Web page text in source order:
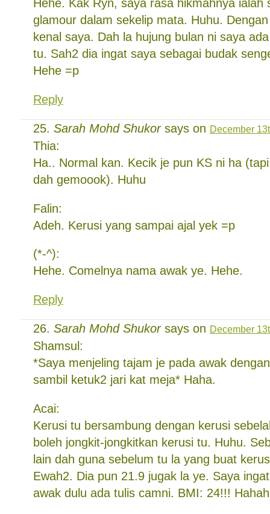
Hehe. Kak Ryn, saya rasa hikmahnya ialah
glamour dalam sekelip mata. Huhu.
kenal saya. Dah la hujung bulan ni saya
tu. Sah2 dia ingat saya sebagai budak
Hehe =p
Reply
Sarah Mohd Shukorsays on December
Thia:
Ha.. Normal kan. Kecik je pun KS ni ha
dah gemoook). Huhu
Falin:
Adeh. Kerusi yang sampai ajal yek =p
(*-^):
Hehe. Comelnya nama awak ye. Hehe.
Reply
Sarah Mohd Shukorsays on December
Shamsul:
*Saya menjeling tajam je pada awak
sambil ketuk2 jari kat meja* Haha.
Acai:
Kerusi tu bersambung dengan kerusi
boleh jongkit-jongkitkan kerusi tu. Huhu.
lain dah guna sebelum tu la yang buat
Ewah2. Dia pun 21.9 jugak la ye. Saya
awak dulu ada tulis camni. BMI: 24!!!